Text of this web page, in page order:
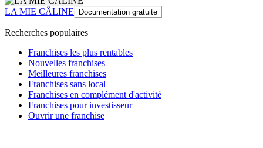
LA MIE CÂLINE Documentation gratuite
Recherches populaires
Franchises les plus rentables
Nouvelles franchises
Meilleures franchises
Franchises sans local
Franchises en complément d'activité
Franchises pour investisseur
Ouvrir une franchise